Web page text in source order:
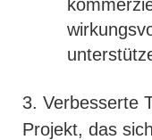
3. Verbesserte
Projekt, das